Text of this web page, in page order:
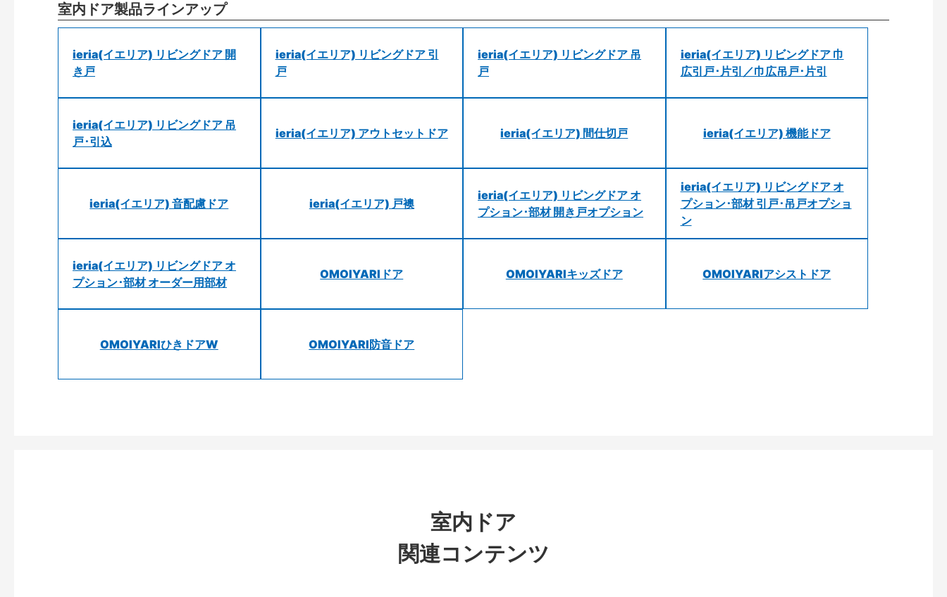
室内ドア製品ラインアップ
ieria(イエリア) リビングドア 開
き戸
ieria(イエリア) リビングドア 引
戸
ieria(イエリア) リビングドア 吊
戸
ieria(イエリア) リビングドア 巾
広引戸･片引／巾広吊戸･片引
ieria(イエリア) リビングドア 吊
戸･引込
ieria(イエリア) アウトセットドア ieria(イエリア) 間仕切戸 ieria(イエリア) 機能ドア
ieria(イエリア) 音配慮ドア ieria(イエリア) 戸襖
ieria(イエリア) リビングドア オ
プション･部材 開き戸オプション
ieria(イエリア) リビングドア オ
プション･部材 引戸･吊戸オプショ
ン
ieria(イエリア) リビングドア オ
プション･部材 オーダー用部材
OMOIYARIドア OMOIYARIキッズドア OMOIYARIアシストドア
OMOIYARIひきドアW OMOIYARI防音ドア
室内ドア
関連コンテンツ